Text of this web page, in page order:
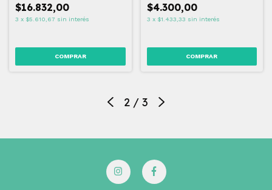
$16.832,00
3 x $5.610,67 sin interés
$4.300,00
3 x $1.433,33 sin interés
2 / 3